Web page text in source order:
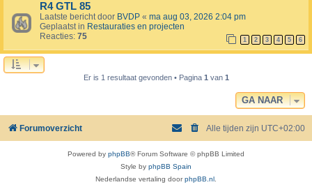
R4 GTL 85
Laatste bericht door BVDP « ma aug 03, 2026 2:04 pm
Geplaatst in Restauraties en projecten
Reacties: 75 1 2 3 4 5 6
Er is 1 resultaat gevonden • Pagina 1van 1
GA NAAR
Forumoverzicht Alle tijden zijn UTC+02:00
Powered by phpBB® Forum Software © phpBB Limited
Style by phpBB Spain
Nederlandse vertaling doorphpBB.nl .